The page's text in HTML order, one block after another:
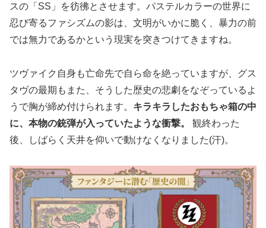
スの「SS」を彷彿とさせます。パステルカラーの世界に
忍び寄るファシズムの影は、文明がいかに脆く、暴力の前
では無力であるかという現実を突きつけてきますね。
ツヴァイク自身も亡命先で自ら命を絶っていますが、グス
タヴの最期もまた、そうした歴史の悲劇をなぞっているよ
うで胸が締め付けられます。 キラキラしたおもちゃ箱の中
に、本物の銃弾が入っていたような衝撃。
観終わった
後、しばらく天井を仰いで動けなくなりました(汗)。